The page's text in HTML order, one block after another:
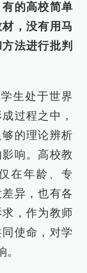
的高校简单
，没有用马
法进行批判
处于世界
过程之中，
的理论辨析
响。高校教
在年龄、专
异，也有各
，作为教师
使命，对学